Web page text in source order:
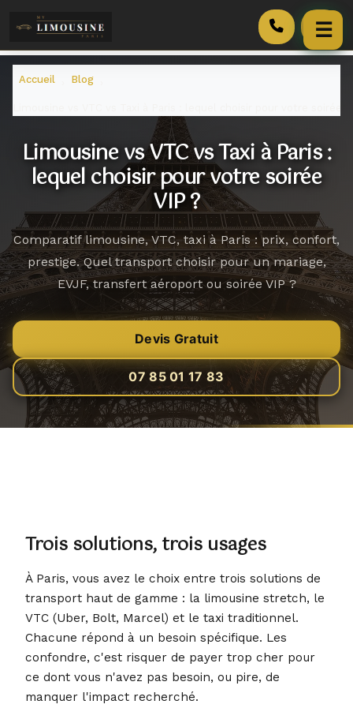
Services
Véhicules
Blog
Contact
Pourquoi Nous
Réserver EN
Accueil Blog
Limousine vs VTC vs Taxi à Paris :
lequel choisir pour votre soirée
VIP ?
Comparatif limousine, VTC, taxi à Paris : prix, confort,
prestige. Quel transport choisir pour un mariage,
EVJF, transfert aéroport ou soirée VIP ?
Devis Gratuit
07 85 01 17 83
Trois solutions, trois usages
À Paris, vous avez le choix entre trois solutions de
transport haut de gamme : la limousine stretch, le
VTC (Uber, Bolt, Marcel) et le taxi traditionnel.
Chacune répond à un besoin spécifique. Les
confondre, c'est risquer de payer trop cher pour
ce dont vous n'avez pas besoin, ou pire, de
manquer l'impact recherché.
☰